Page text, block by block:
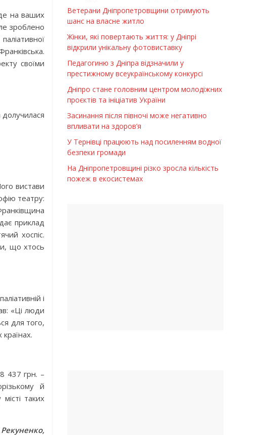
на ваших
зроблено
своїми
вистави
театру:
приклад
хоспіс.
що хтось
і
«Ці люди
для того,
437 грн. –
й
таких
Ветерани Дніпропетровщини отримують
шанс на власне житло
Жінки, які повертають життя: у Дніпрі
відкрили унікальну фотовиставку
Педагогиню з Дніпра відзначили у
престижному всеукраїнському конкурсі
Дніпро стане головним центром молодіжних
проєктів та ініціатив України
Засинання після півночі може негативно
впливати на здоров’я
У Тернівці працюють над посиленням водної
безпеки громади
На Дніпропетровщині різко зросла кількість
пожеж в екосистемах